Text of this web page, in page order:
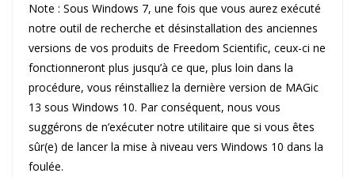
Note : Sous Windows 7, une fois que vous aurez exécuté
notre outil de recherche et désinstallation des anciennes
versions de vos produits de Freedom Scientific, ceux-ci ne
fonctionneront plus jusqu’à ce que, plus loin dans la
procédure, vous réinstalliez la dernière version de MAGic
13 sous Windows 10. Par conséquent, nous vous
suggérons de n’exécuter notre utilitaire que si vous êtes
sûr(e) de lancer la mise à niveau vers Windows 10 dans la
foulée.